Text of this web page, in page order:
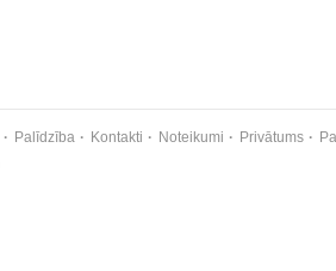
Palīdzība Kontakti Noteikumi Privātums